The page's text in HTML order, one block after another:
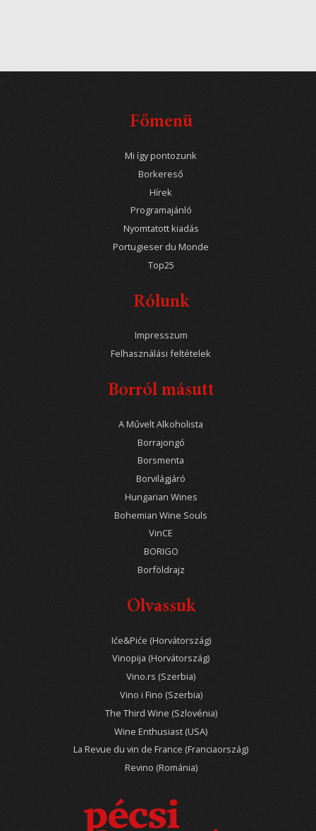
Főmenü
Mi így pontozunk
Borkereső
Hírek
Programajánló
Nyomtatott kiadás
Portugieser du Monde
Top25
Rólunk
Impresszum
Felhasználási feltételek
Borról másutt
A Művelt Alkoholista
Borrajongó
Borsmenta
Borvilágjáró
Hungarian Wines
Bohemian Wine Souls
VinCE
BORIGO
Borföldrajz
Olvassuk
Iće&Piće (Horvátország)
Vinopija (Horvátország)
Vino.rs (Szerbia)
Vino i Fino (Szerbia)
The Third Wine (Szlovénia)
Wine Enthusiast (USA)
La Revue du vin de France (Franciaország)
Revino (Románia)